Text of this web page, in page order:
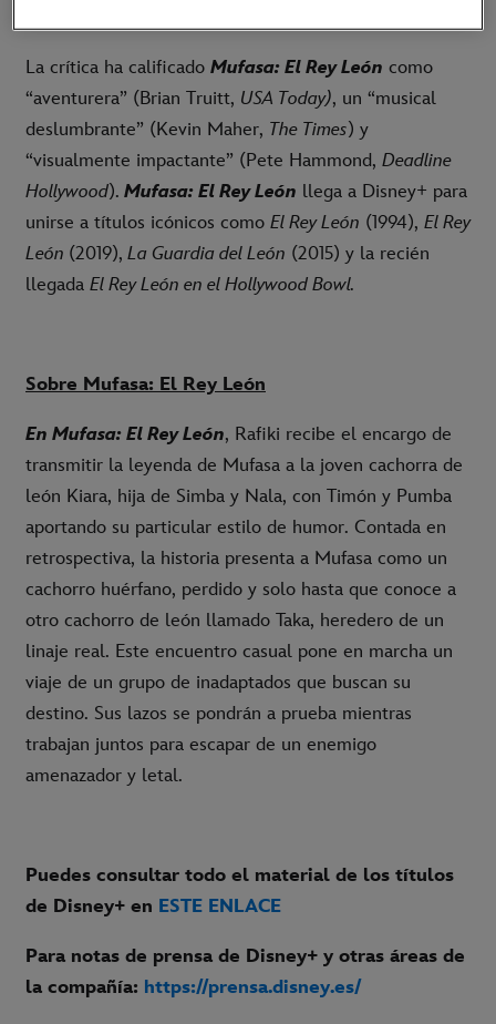
La crítica ha calificado Mufasa: El Rey León como
“aventurera” (Brian Truitt, USA Today), un “musical
deslumbrante” (Kevin Maher, The Times) y
“visualmente impactante” (Pete Hammond, Deadline
Hollywood). Mufasa: El Rey León llega a Disney+ para
unirse a títulos icónicos como El Rey León (1994), El Rey
León (2019), La Guardia del León (2015) y la recién
llegada El Rey León en el Hollywood Bowl.
Sobre Mufasa: El Rey León
En Mufasa: El Rey León, Rafiki recibe el encargo de
transmitir la leyenda de Mufasa a la joven cachorra de
león Kiara, hija de Simba y Nala, con Timón y Pumba
aportando su particular estilo de humor. Contada en
retrospectiva, la historia presenta a Mufasa como un
cachorro huérfano, perdido y solo hasta que conoce a
otro cachorro de león llamado Taka, heredero de un
linaje real. Este encuentro casual pone en marcha un
viaje de un grupo de inadaptados que buscan su
destino. Sus lazos se pondrán a prueba mientras
trabajan juntos para escapar de un enemigo
amenazador y letal.
Puedes consultar todo el material de los títulos
de Disney+ en ESTE ENLACE
Para notas de prensa de Disney+ y otras áreas de
la compañía: https://prensa.disney.es/